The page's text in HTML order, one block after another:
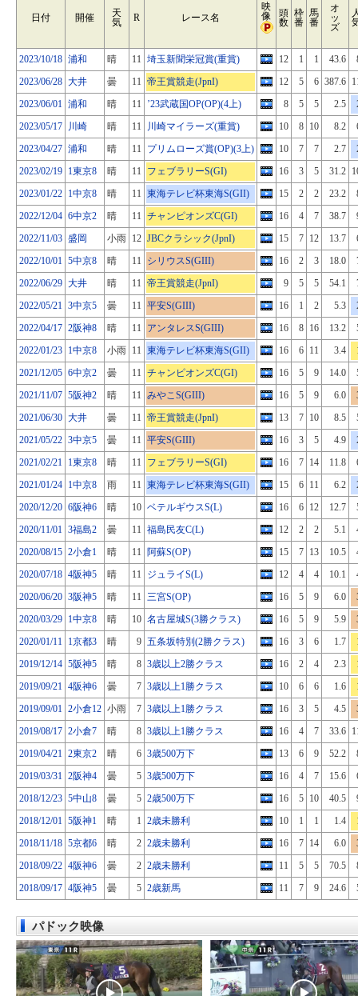
日付 開催
天
気
R レース名
映
像
頭
数
枠
番
馬
番
オ
ッ
ズ
2023/10/18 浦和 晴 11 埼玉新聞栄冠賞(重賞) 12 1 1 43.6
2023/06/28 大井 曇 11 帝王賞競走(JpnI) 12 5 6 387.6
2023/06/01 浦和 晴 11 ’23武蔵国OP(OP)(4上) 8 5 5 2.5
2023/05/17
川崎 晴 11 川崎マイラーズ(重賞) 10 8 10 8.2
2023/04/27 浦和 晴 11 プリムローズ賞(OP)(3上) 10 7 7 2.7
2023/02/19 1東京8 晴 11 フェブラリーS(GI) 16 3 5 31.2
2023/01/22 1中京8 晴 11 東海テレビ杯東海S(GII) 15 2 2 23.2
2022/12/04 6中京2 晴 11 チャンピオンズC(GI) 16 4 7 38.7
2022/11/03 盛岡 小雨 12 JBCクラシック(JpnI) 15 7 12 13.7
2022/10/01 5中京8 晴 11 シリウスS(GIII) 16 2 3 18.0
2022/06/29 大井 晴 11 帝王賞競走(JpnI) 9 5 5 54.1
2022/05/21 3中京5 曇 11 平安S(GIII) 16 1 2 5.3
2022/04/17 2阪神8 晴 11 アンタレスS(GIII) 16 8 16 13.2
2022/01/23 1中京8 小雨 11 東海テレビ杯東海S(GII) 16 6 11 3.4
2021/12/05 6中京2 曇 11 チャンピオンズC(GI) 16 5 9 14.0
2021/11/07 5阪神2 晴 11 みやこS(GIII) 16 5 9 6.0
2021/06/30 大井 曇 11 帝王賞競走(JpnI) 13 7 10 8.5
2021/05/22 3中京5 曇 11 平安S(GIII) 16 3 5 4.9
2021/02/21 1東京8 晴 11 フェブラリーS(GI) 16 7 14 11.8
2021/01/24 1中京8 雨 11 東海テレビ杯東海S(GII) 15 6 11 6.2
2020/12/20 6阪神6 晴 10 ベテルギウスS(L) 16 6 12 12.7
2020/11/01 3福島2 曇 11 福島民友C(L) 12 2 2 5.1
2020/08/15 2小倉1 晴 11 阿蘇S(OP) 15 7 13 10.5
2020/07/18 4阪神5 晴 11 ジュライS(L) 12 4 4 10.1
2020/06/20 3阪神5 晴 11 三宮S(OP) 16 5 9 6.0
2020/03/29 1中京8 晴 10 名古屋城S(3勝クラス) 16 5 9 5.9
2020/01/11 1京都3 晴 9 五条坂特別(2勝クラス) 16 3 6 1.7
2019/12/14 5阪神5 晴 8 3歳以上2勝クラス 16 2 4 2.3
2019/09/21 4阪神6 曇 7 3歳以上1勝クラス 10 6 6 1.6
2019/09/01 2小倉12 小雨 7 3歳以上1勝クラス 16 3 5 4.5
2019/08/17 2小倉7 晴 8 3歳以上1勝クラス 16 4 7 33.6
2019/04/21 2東京2 晴 6 3歳500万下 13 6 9 52.2
2019/03/31 2阪神4 曇 5 3歳500万下 16 4 7 15.6
2018/12/23 5中山8 曇 5 2歳500万下 16 5 10 40.5
2018/12/01 5阪神1 晴 1 2歳未勝利 10 1 1 1.4
2018/11/18 5京都6 晴 2 2歳未勝利 16 7 14 6.0
2018/09/22 4阪神6 曇 2 2歳未勝利 11 5 5 70.5
2018/09/17 4阪神5 曇 5 2歳新馬 11 7 9 24.6
パドック映像